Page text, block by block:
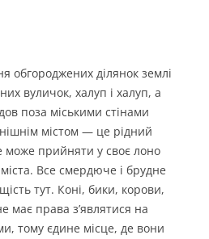
обгороджених ділянок землі
вуличок, халуп і халуп, а
поза міськими стінами
містом — це рідний
може прийняти у своє лоно
Все смердюче і брудне
тут. Коні, бики, корови,
має права з’являтися на
тому єдине місце, де вони